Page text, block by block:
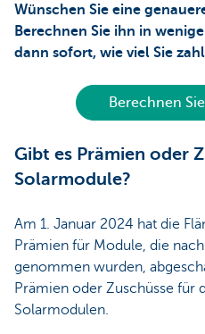
Wünschen Sie eine
Berechnen Sie ihn in
dann sofort, wie viel Sie
Berechnen
Gibt es Prämien oder
Solarmodule?
Am 1. Januar 2024 hat die
Prämien für Module, die
genommen wurden,
Prämien oder Zuschüsse für
Solarmodulen.